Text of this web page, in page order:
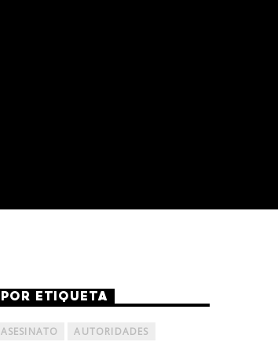
POR ETIQUETA
ASESINATO
AUTORIDADES